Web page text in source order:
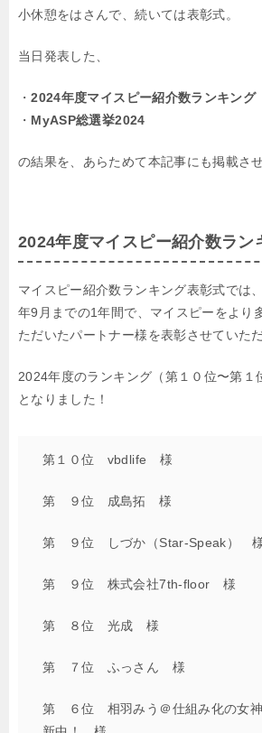
小休憩をはさんで、続いては表彰式。
当日発表した、
・2024年度マイスピー紹介数ランキング
・ MyASP総選挙2024
の結果を、あらためて本記事にも掲載さ
2024年度マイスピー紹介数ラン
マイスピー紹介数ランキング表彰式では
年9月までの1年間で、マイスピーをより
ただいたパートナー様を表彰させていた
2024年度のランキング（第１０位〜第１
となりました！
第１０位 vbdlife 様
第 ９位 成島拓 様
第 ９位 しづか（Star-Speak）
第 ９位 株式会社7th-floor 様
第 ８位 光成 様
第 ７位 ふっさん 様
第 ６位 相羽みう＠仕組み化の女神